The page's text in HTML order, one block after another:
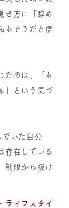
き方に「辞め
もそうだと信
たのは、「も
」という気づ
でいた自分
存在している
制限から抜け
ライフスタイ